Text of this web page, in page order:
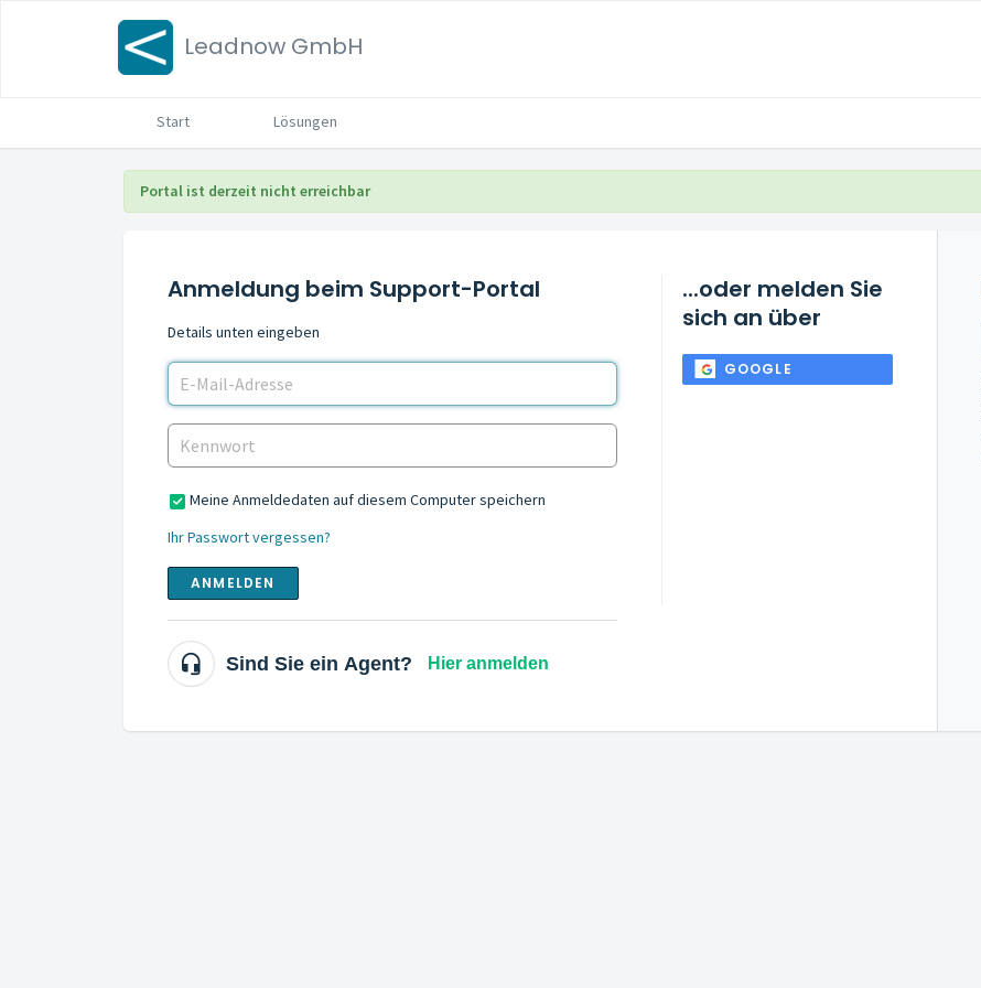
Leadnow GmbH
Start Lösungen
Portal ist derzeit nicht erreichbar
Anmeldung beim Support-Portal
Details unten eingeben
Meine Anmeldedaten auf diesem Computer speichern
Ihr Passwort vergessen?
ANMELDEN
Sind Sie ein Agent? Hier anmelden
...oder melden Sie
sich an über
GOOGLE